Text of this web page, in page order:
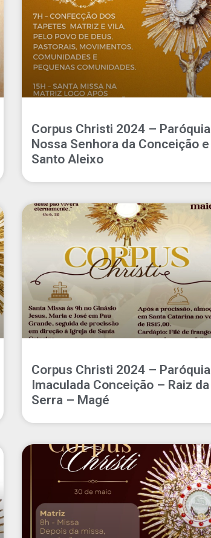
Corpus Christi 2024 – Paróquia
Nossa Senhora da Conceição e
Santo Aleixo
Corpus Christi 2024 – Paróquia
Imaculada Conceição – Raiz da
Serra – Magé